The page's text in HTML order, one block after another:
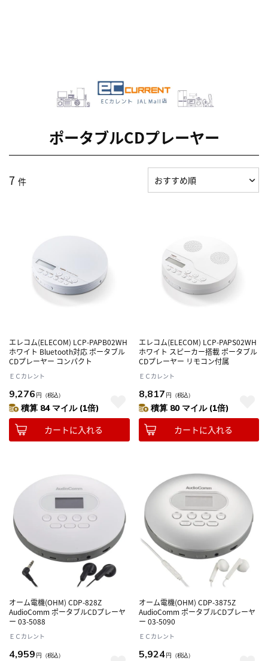
ポータブルCDプレーヤー
7 件
エレコム(ELECOM) LCP-PAPB02WH
ホワイト Bluetooth対応 ポータブル
CDプレーヤー コンパクト
ＥＣカレント
9,276 円 （税込）
積算 84 マイル (1倍)
カートに入れる
エレコム(ELECOM) LCP-PAPS02WH
ホワイト スピーカー搭載 ポータブル
CDプレーヤー リモコン付属
ＥＣカレント
8,817 円 （税込）
積算 80 マイル (1倍)
カートに入れる
オーム電機(OHM) CDP-828Z
AudioComm ポータブルCDプレーヤ
ー 03-5088
ＥＣカレント
4,959 円 （税込）
オーム電機(OHM) CDP-3875Z
AudioComm ポータブルCDプレーヤ
ー 03-5090
ＥＣカレント
5,924円 （税込）